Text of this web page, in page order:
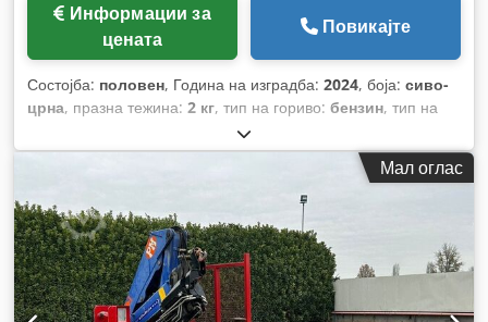
цената
Повикајте
Состојба: половен, Година на изградба: 2024, боја: сиво-
црна, празна тежина: 2 кг, тип на гориво: бензин, тип на
Мал оглас